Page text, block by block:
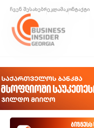
ჩვენ შესახებრეკლამაკონტაქტი